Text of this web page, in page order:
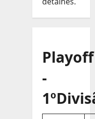
Playoff
-